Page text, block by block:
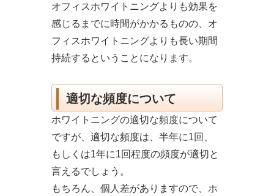
オフィスホワイトニングよりも効果を
感じるまでに時間がかかるものの、オ
フィスホワイトニングよりも長い期間
持続するということになります。
適切な頻度について
ホワイトニングの適切な頻度について
ですが、適切な頻度は、半年に1回、
もしくは1年に1回程度の頻度が適切と
言えるでしょう。
もちろん、個人差がありますので、ホ